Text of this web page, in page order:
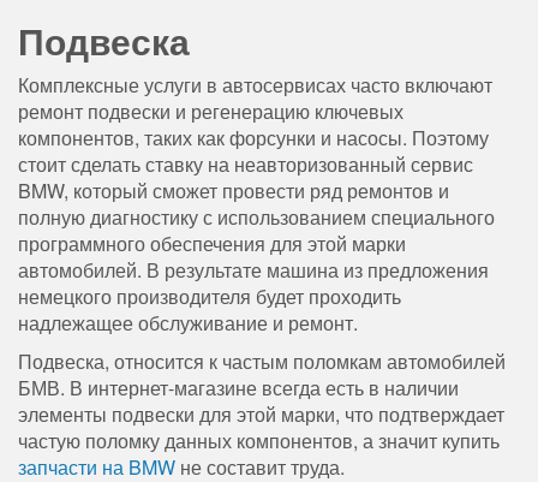
Подвеска
Комплексные услуги в автосервисах часто включают
ремонт подвески и регенерацию ключевых
компонентов, таких как форсунки и насосы. Поэтому
стоит сделать ставку на неавторизованный сервис
BMW, который сможет провести ряд ремонтов и
полную диагностику с использованием специального
программного обеспечения для этой марки
автомобилей. В результате машина из предложения
немецкого производителя будет проходить
надлежащее обслуживание и ремонт.
Подвеска, относится к частым поломкам автомобилей
БМВ. В интернет-магазине всегда есть в наличии
элементы подвески для этой марки, что подтверждает
частую поломку данных компонентов, а значит купить
запчасти на BMW не составит труда.